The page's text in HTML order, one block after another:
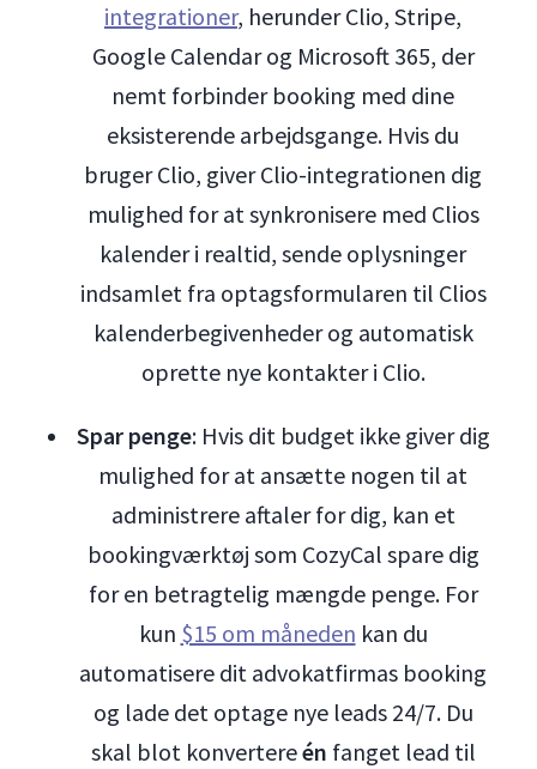
integrationer, herunder Clio, Stripe,
Google Calendar og Microsoft 365, der
nemt forbinder booking med dine
eksisterende arbejdsgange. Hvis du
bruger Clio, giver Clio-integrationen dig
mulighed for at synkronisere med Clios
kalender i realtid, sende oplysninger
indsamlet fra optagsformularen til Clios
kalenderbegivenheder og automatisk
oprette nye kontakter i Clio.
Spar penge: Hvis dit budget ikke giver dig
mulighed for at ansætte nogen til at
administrere aftaler for dig, kan et
bookingværktøj som CozyCal spare dig
for en betragtelig mængde penge. For
kun $15 om måneden kan du
automatisere dit advokatfirmas booking
og lade det optage nye leads 24/7. Du
skal blot konvertereén fanget lead til